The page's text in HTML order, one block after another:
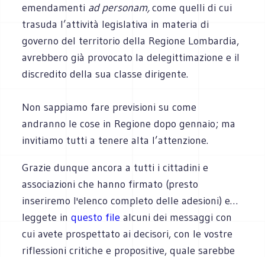
emendamenti ad personam,come quelli di cui
trasuda l’attività legislativa in materia di
governo del territorio della Regione Lombardia,
avrebbero già provocato la delegittimazione e il
discredito della sua classe dirigente.
Non sappiamo fare previsioni su come
andranno le cose in Regione dopo gennaio; ma
invitiamo tutti a tenere alta l’attenzione.
Grazie dunque ancora a tutti i cittadini e
associazioni che hanno firmato (presto
inseriremo l'elenco completo delle adesioni) e…
leggete inquesto file alcuni dei messaggi con
cui avete prospettato ai decisori, con le vostre
riflessioni critiche e propositive, quale sarebbe